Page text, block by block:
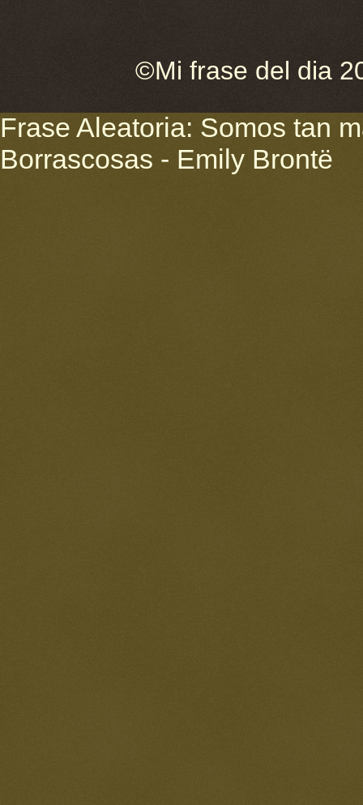
©Mi frase del dia
Frase Aleatoria: Somos tan
Borrascosas - Emily Brontë